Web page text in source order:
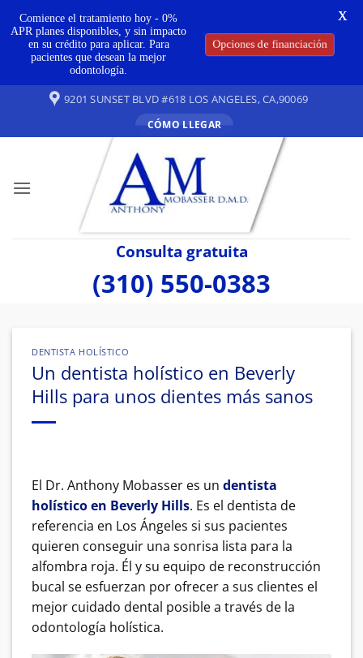
contenido
9201 SUNSET BLVD #618 LOS ANGELES, CA,90069
CÓMO LLEGAR
Consulta gratuita
(310) 550-0383
DENTISTA HOLÍSTICO
Un dentista holístico en Beverly
Hills para unos dientes más sanos
El Dr. Anthony Mobasser es un dentista
holístico en Beverly Hills. Es el dentista de
referencia en Los Ángeles si sus pacientes
quieren conseguir una sonrisa lista para la
alfombra roja. Él y su equipo de reconstrucción
bucal se esfuerzan por ofrecer a sus clientes el
mejor cuidado dental posible a través de la
odontología holística.
Comience el tratamiento hoy - 0%
APR planes disponibles, y sin impacto
en su crédito para aplicar. Para
pacientes que desean la mejor
odontología.
Opciones de financiación
X